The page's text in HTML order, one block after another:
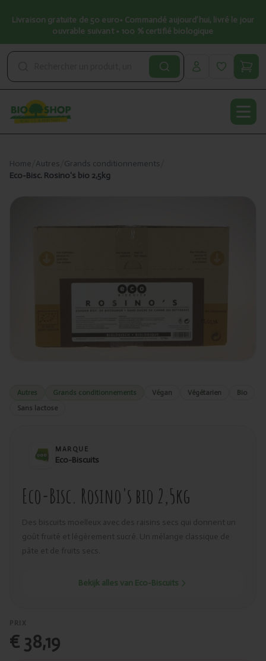
Livraison gratuite de 50 euro• Commandé aujourd’hui, livré le jour
ouvrable suivant • 100 % certifié biologique
Home Autres Grands conditionnements
Eco-Bisc. Rosino's bio 2,5kg
Autres Grands conditionnements Végan Végétarien
Bio
Sans lactose
MARQUE
Eco-Biscuits
Eco-Bisc. Rosino's bio 2,5kg
Des biscuits moelleux avec des raisins secs qui donnent un
goût fruité et légèrement sucré. Un mélange classique de
pâte et de fruits secs.
Bekijk alles van Eco-Biscuits
PRIX
€ 38,19